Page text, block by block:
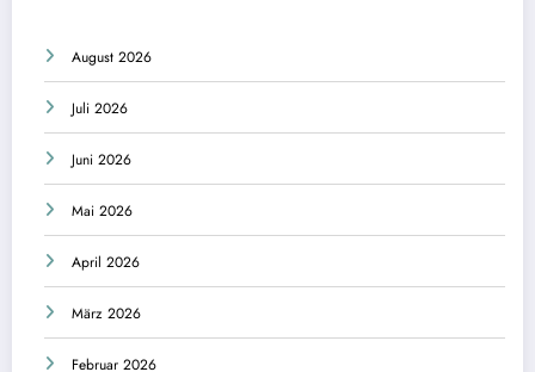
August 2026
Juli 2026
Juni 2026
Mai 2026
April 2026
März 2026
Februar 2026